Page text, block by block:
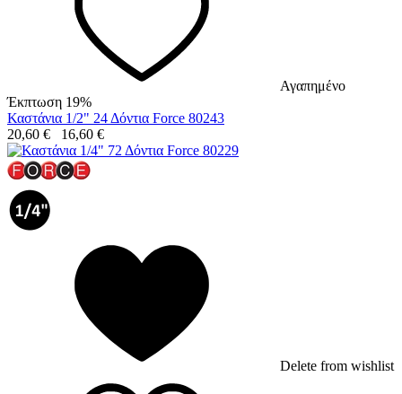
Αγαπημένο
Έκπτωση 19%
Καστάνια 1/2" 24 Δόντια Force 80243
20,60 € 16,60 €
Delete from wishlist